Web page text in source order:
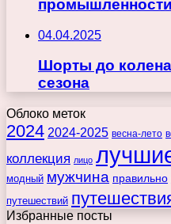
04.04.2025
Шорты до
сезона
Облоко меток
2024 2024-2025 весна-лето
коллекция лицо
модный мужчина правильно
путешествий
Избранные посты